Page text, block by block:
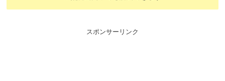
スポンサーリンク